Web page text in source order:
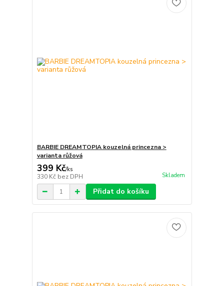
BARBIE DREAMTOPIA kouzelná princezna >
varianta růžová
399 Kč/ks
330 Kč bez DPH Skladem
Přidat do košíku